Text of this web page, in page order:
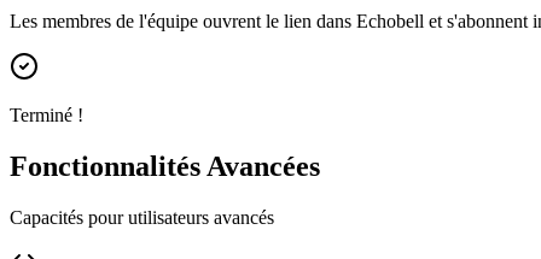
Les membres de l'équipe ouvrent le lien dans Echobell et s'abonnent
Terminé !
Fonctionnalités Avancées
Capacités pour utilisateurs avancés